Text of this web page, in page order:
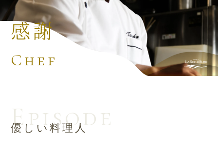
感謝
Chef
優しい料理人
Episode